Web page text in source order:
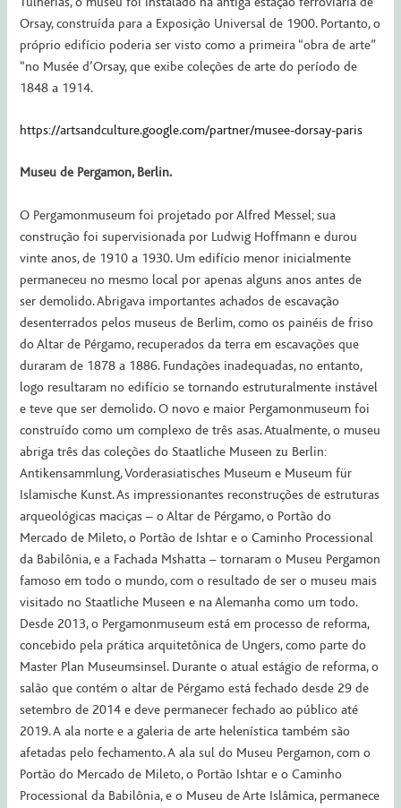
Orsay, construída para a Exposição Universal de 1900. Portanto, o
próprio edifício poderia ser visto como a primeira “obra de arte”
“no Musée d’Orsay, que exibe coleções de arte do período de
1848 a 1914.
https://artsandculture.google.com/partner/musee-dorsay-paris
Museu de Pergamon, Berlin.
O Pergamonmuseum foi projetado por Alfred Messel; sua
construção foi supervisionada por Ludwig Hoffmann e durou
vinte anos, de 1910 a 1930. Um edifício menor inicialmente
permaneceu no mesmo local por apenas alguns anos antes de
ser demolido. Abrigava importantes achados de escavação
desenterrados pelos museus de Berlim, como os painéis de friso
do Altar de Pérgamo, recuperados da terra em escavações que
duraram de 1878 a 1886. Fundações inadequadas, no entanto,
logo resultaram no edifício se tornando estruturalmente instável
e teve que ser demolido. O novo e maior Pergamonmuseum foi
construído como um complexo de três asas. Atualmente, o museu
abriga três das coleções do Staatliche Museen zu Berlin:
Antikensammlung, Vorderasiatisches Museum e Museum für
Islamische Kunst. As impressionantes reconstruções de estruturas
arqueológicas maciças – o Altar de Pérgamo, o Portão do
Mercado de Mileto, o Portão de Ishtar e o Caminho Processional
da Babilônia, e a Fachada Mshatta – tornaram o Museu Pergamon
famoso em todo o mundo, com o resultado de ser o museu mais
visitado no Staatliche Museen e na Alemanha como um todo.
Desde 2013, o Pergamonmuseum está em processo de reforma,
concebido pela prática arquitetônica de Ungers, como parte do
Master Plan Museumsinsel. Durante o atual estágio de reforma, o
salão que contém o altar de Pérgamo está fechado desde 29 de
setembro de 2014 e deve permanecer fechado ao público até
2019. A ala norte e a galeria de arte helenística também são
afetadas pelo fechamento. A ala sul do Museu Pergamon, com o
Portão do Mercado de Mileto, o Portão Ishtar e o Caminho
Processional da Babilônia, e o Museu de Arte Islâmica, permanece